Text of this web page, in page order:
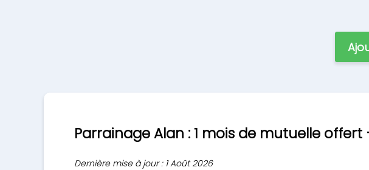
Parrainage Alan : 1 mois de mutuelle
Dernière mise à jour : 1 Août 2026